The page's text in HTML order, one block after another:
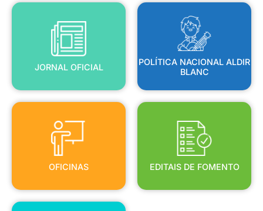
JORNAL OFICIAL
JORNAL OFICIAL
POLÍTICA NACIONAL ALDIR
BLANC
POLÍTICA NACIONAL ALDIR
BLANC
OFICINAS
OFICINAS
EDITAIS DE FOMENTO
EDITAIS DE FOMENTO